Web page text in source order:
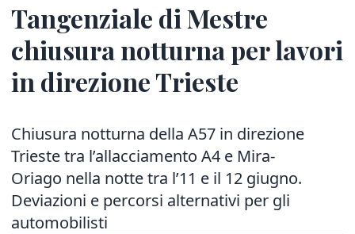
Tangenziale di Mestre
chiusura notturna per lavori
in direzione Trieste
Chiusura notturna della A57 in direzione
Trieste tra l’allacciamento A4 e Mira-
Oriago nella notte tra l’11 e il 12 giugno.
Deviazioni e percorsi alternativi per gli
automobilisti